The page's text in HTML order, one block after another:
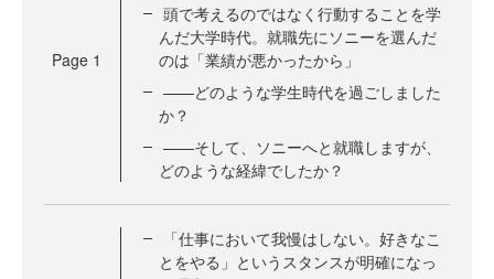
Page 1
頭で考えるのではなく行動することを学
んだ大学時代。就職先にソニーを選んだ
のは「業績が悪かったから」
——どのような学生時代を過ごしました
か？
——そして、ソニーへと就職しますが、
どのような経緯でしたか？
「仕事において我慢はしない。好きなこ
とをやる」というスタンスが明確になっ